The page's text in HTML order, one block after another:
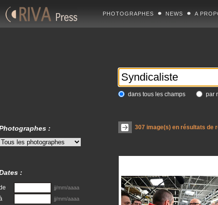
PHOTOGRAPHES NEWS A
dans tous les champs par
307image(s) en résultats de
:
:
jj/mm/aaaa
jj/mm/aaaa